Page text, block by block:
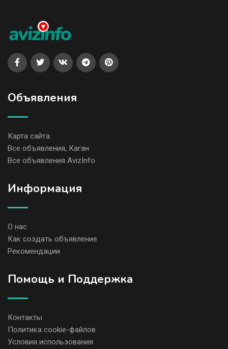
Объявления
Карта сайта
Все объявления, Каган
Все объявления AvizInfo
Информация
О нас
Как создать объявление
Рекомендации
Помощь и Поддержка
Контакты
Политика cookie-файлов
Условия использования